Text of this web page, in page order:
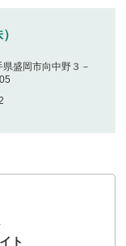
盛岡市向中野３－
ト